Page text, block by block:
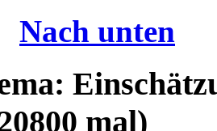
Nach unten
mal)